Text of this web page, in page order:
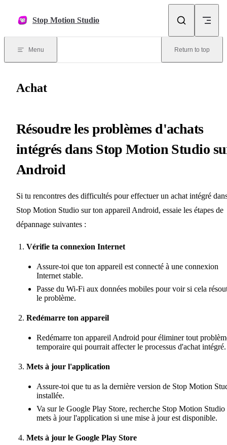
Stop Motion Studio
Menu Return to top
Achat
Résoudre les problèmes d'achats
intégrés dans Stop Motion Studio
Android
Si tu rencontres des difficultés pour effectuer un achat intégré
Stop Motion Studio sur ton appareil Android, essaie les étapes de
dépannage suivantes :
Vérifie ta connexion Internet
Assure-toi que ton appareil est connecté à une connexion
Internet stable.
Passe du Wi-Fi aux données mobiles pour voir si cela
le problème.
Redémarre ton appareil
Redémarre ton appareil Android pour éliminer tout
temporaire qui pourrait affecter le processus d'achat intégré.
Mets à jour l'application
Assure-toi que tu as la dernière version de Stop Motion
installée.
Va sur le Google Play Store, recherche Stop Motion Studio
mets à jour l'application si une mise à jour est disponible.
Mets à jour le Google Play Store